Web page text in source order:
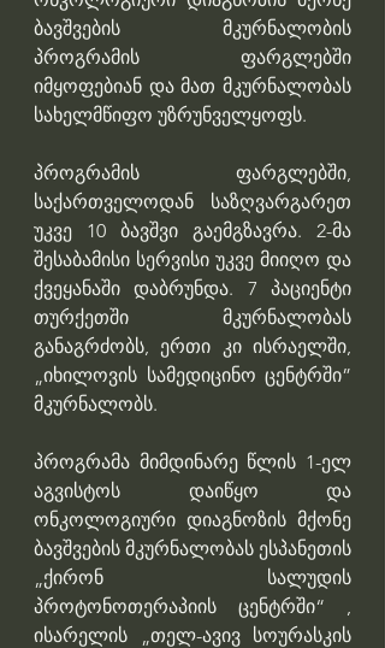
ბავშვების მკურნალობის
პროგრამის ფარგლებში
იმყოფებიან და მათ მკურნალობას
სახელმწიფო უზრუნველყოფს.
პროგრამის ფარგლებში,
საქართველოდან საზღვარგარეთ
უკვე 10 ბავშვი გაემგზავრა. 2-მა
შესაბამისი სერვისი უკვე მიიღო და
ქვეყანაში დაბრუნდა. 7 პაციენტი
თურქეთში მკურნალობას
განაგრძობს, ერთი კი ისრაელში,
„იხილოვის სამედიცინო ცენტრში”
მკურნალობს.
პროგრამა მიმდინარე წლის 1-ელ
აგვისტოს დაიწყო და
ონკოლოგიური დიაგნოზის მქონე
ბავშვების მკურნალობას ესპანეთის
„ქირონ სალუდის
პროტონოთერაპიის ცენტრში“ ,
ისარელის „თელ-ავივ სოურასკის